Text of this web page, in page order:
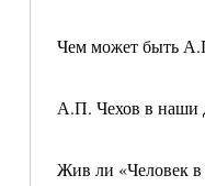
Чем может быть
А.П. Чехов в наши
Жив ли «Человек в